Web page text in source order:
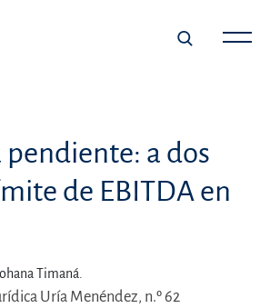
pendiente: a dos
de EBITDA en
Timaná.
Uría Menéndez, n.º 62